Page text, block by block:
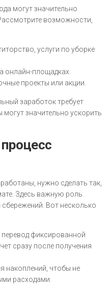
могут значительно
возможности,
услуги по уборке
онлайн-площадках.
проекты или акции.
заработок требует
могут значительно ускорить
нужно сделать так,
Здесь важную роль
Вот несколько
фиксированной
сразу после получения
накоплений, чтобы не
расходами.